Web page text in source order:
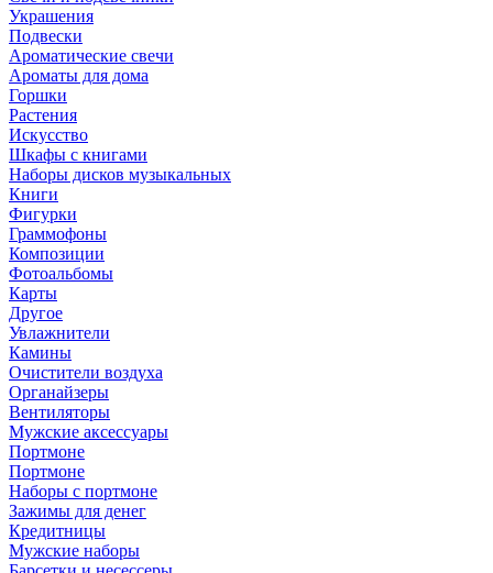
Украшения
Подвески
Ароматические свечи
Ароматы для дома
Горшки
Растения
Искусство
Шкафы с книгами
Наборы дисков музыкальных
Книги
Фигурки
Граммофоны
Композиции
Фотоальбомы
Карты
Другое
Увлажнители
Камины
Очистители воздуха
Органайзеры
Вентиляторы
Мужские аксессуары
Портмоне
Портмоне
Наборы с портмоне
Зажимы для денег
Кредитницы
Мужские наборы